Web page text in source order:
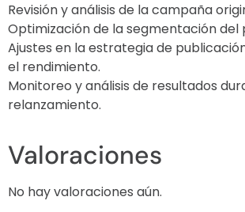
Revisión y análisis de la campaña
Optimización de la segmentación del
Ajustes en la estrategia de
el rendimiento.
Monitoreo y análisis de resultados
relanzamiento.
Valoraciones
No hay valoraciones aún.